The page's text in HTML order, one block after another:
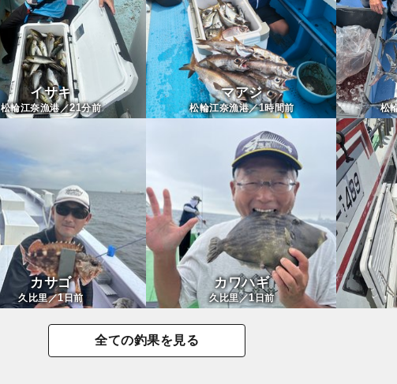
イサキ
松輪江奈漁港／21分前
マアジ
松輪江奈漁港／1時間前 松
カサゴ
久比里／1日前
カワハギ
久比里／1日前
全ての釣果を見る